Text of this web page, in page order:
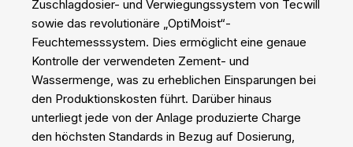
Zuschlagdosier- und Verwiegungssystem von Tecwill
sowie das revolutionäre „OptiMoist“-
Feuchtemesssystem. Dies ermöglicht eine genaue
Kontrolle der verwendeten Zement- und
Wassermenge, was zu erheblichen Einsparungen bei
den Produktionskosten führt. Darüber hinaus
unterliegt jede von der Anlage produzierte Charge
den höchsten Standards in Bezug auf Dosierung,